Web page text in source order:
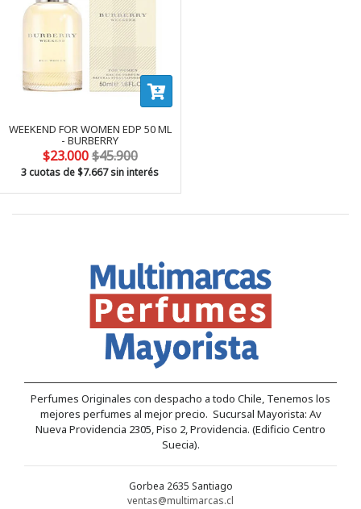
WEEKEND FOR WOMEN EDP 50 ML
- BURBERRY
$23.000$45.900
3 cuotas de$7.667sin interés
Perfumes Originales con despacho a todo Chile, Tenemos los
mejores perfumes al mejor precio. Sucursal Mayorista: Av
Nueva Providencia 2305, Piso 2, Providencia. (Edificio Centro
Suecia).
Gorbea 2635 Santiago
ventas@multimarcas.cl